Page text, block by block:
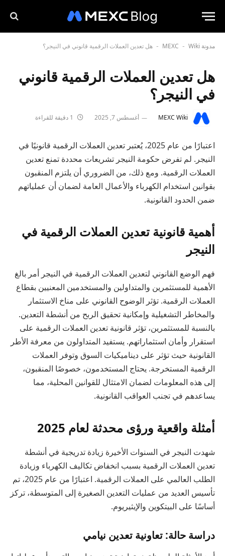
مدونة MEXC - Wiki
- هل تعدين العملات الرقمية قانوني في النيجر؟
هل تعدين العملات الرقمية قانوني
في النيجر؟
MEXC Wiki أغسطس 7, 2025
اعتبارًا من عام 2025، يُعتبر تعدين العملات الرقمية قانونيًا في
النيجر. لم تفرض حكومة النيجر تشريعات محددة تمنع تعدين
العملات الرقمية. ومع ذلك، من الضروري أن يلتزم المنقبون
بقوانين استخدام الكهرباء والأعمال العامة لضمان أن عملياتهم
ضمن الحدود القانونية.
أهمية قانونية تعدين العملات الرقمية في
النيجر
فهم الوضع القانوني لتعدين العملات الرقمية في النيجر أمر بالغ
الأهمية للمستثمرين والمتداولين والمستخدمين المعنيين بقطاع
العملات الرقمية. تؤثر الوضوح القانوني على مناخ الاستثمار
والمخاطر التشغيلية وإمكانية تحقيق الربح من أنشطة التعدين.
بالنسبة للمستثمرين، تؤثر قانونية تعدين العملات الرقمية على
استقرار وأمان استثماراتهم. يستفيد المتداولون من معرفة الأطر
القانونية حيث تؤثر على ديناميكيات السوق وتوفر العملات
الرقمية المستخرجة. يحتاج المستخدمون، خصوصًا المنقبون،
إلى هذه المعلومات لضمان الامتثال للقوانين المحلية، مما
يساعدهم في تجنب العواقب القانونية.
أمثلة واقعية ورؤى محدثة لعام 2025
شهدت النيجر في السنوات الأخيرة زيادة تدريجية في أنشطة
تعدين العملات الرقمية بسبب انخفاض تكاليف الكهرباء وزيادة
الطلب العالمي على العملات الرقمية. اعتبارًا من عام 2025، تم
تأسيس العديد من عمليات التعدين الصغيرة إلى المتوسطة، تركز
أساسًا على البيتكوين والإيثيريوم.
دراسة حالة: تعاونية تعدين نيامي